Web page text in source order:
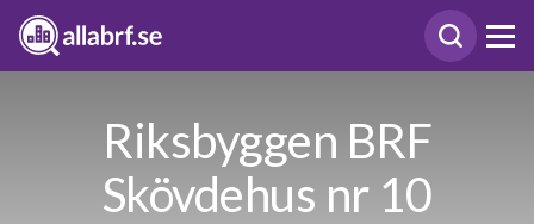
Riksbyggen BRF
Skövdehus nr 10